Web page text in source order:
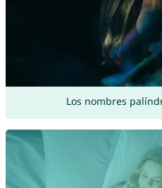
Los nombres